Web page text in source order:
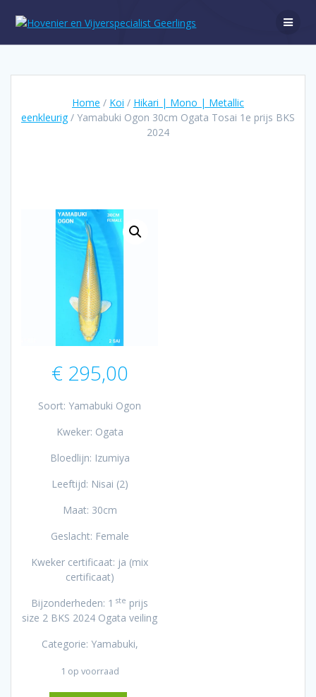
naar
Home / Koi / Hikari | Mono | Metallic
eenkleurig/ Yamabuki Ogon 30cm Ogata Tosai 1e prijs BKS
2024
€295,00
Soort: Yamabuki Ogon
Kweker: Ogata
Bloedlijn: Izumiya
Leeftijd: Nisai (2)
Maat: 30cm
Geslacht: Female
Kweker certificaat: ja (mix
certificaat)
Bijzonderheden: 1 ste prijs
size 2 BKS 2024 Ogata veiling
Categorie: Yamabuki,
1 op voorraad